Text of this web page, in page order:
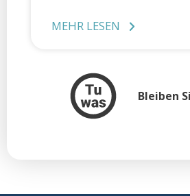
MEHR LESEN
Bleiben